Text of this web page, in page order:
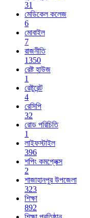
31
মেডিকেল কলেজ
6
মোবাইল
7
রাজনীতি
1350
রেষ্ট হাউজ
1
রেষ্টুরেন্ট
4
রেসিপি
32
রোড পরিচিতি
1
লাইফস্টাইল
396
শপিং কমপ্লেক্স
2
শাজাহানপুর উপজেলা
323
শিক্ষা
892